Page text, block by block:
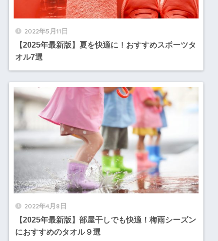
2022年5月11日
【2025年最新版】夏を快適に！おすすめスポーツタ
オル7選
2022年4月8日
【2025年最新版】部屋干しでも快適！梅雨シーズン
におすすめのタオル９選